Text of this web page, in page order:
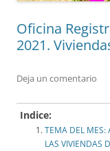
Oficina
2021.
Deja un comentario
Indice:
TEMA DEL MES:
LAS VIVIENDAS